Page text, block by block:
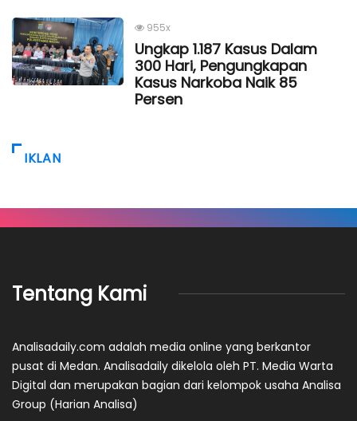
955x
Ungkap 1.187 Kasus Dalam
300 Hari, Pengungkapan
Kasus Narkoba Naik 85
Persen
IKLAN
Tentang Kami
Analisadaily.com adalah media online yang berkantor
pusat di Medan. Analisadaily dikelola oleh PT. Media Warta
Digital dan merupakan bagian dari kelompok usaha Analisa
Group (Harian Analisa)